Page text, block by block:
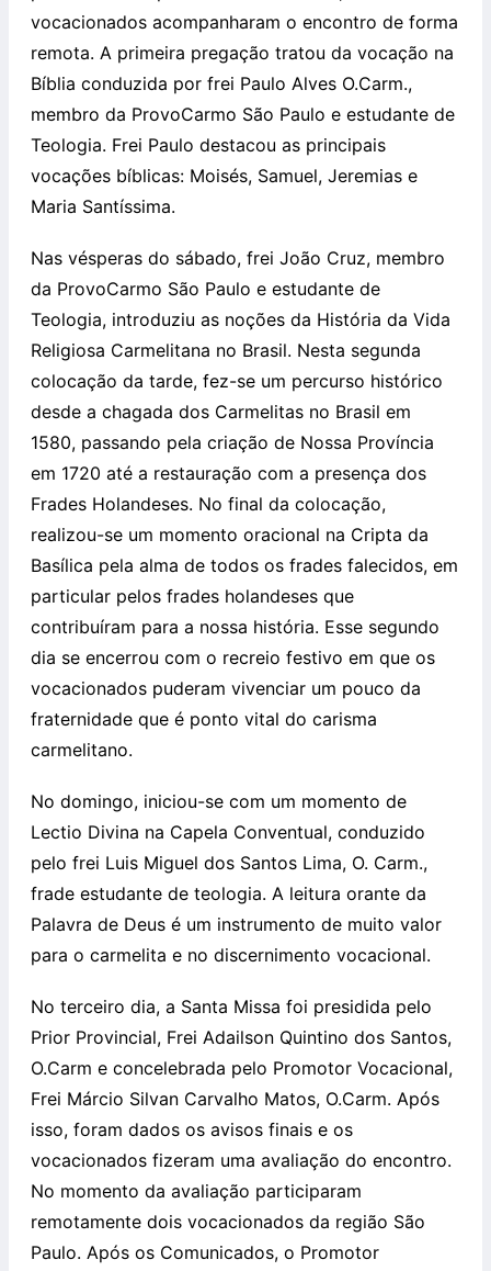
vocacionados acompanharam o encontro de forma
remota. A primeira pregação tratou da vocação na
Bíblia conduzida por frei Paulo Alves O.Carm.,
membro da ProvoCarmo São Paulo e estudante de
Teologia. Frei Paulo destacou as principais
vocações bíblicas: Moisés, Samuel, Jeremias e
Maria Santíssima.
Nas vésperas do sábado, frei João Cruz, membro
da ProvoCarmo São Paulo e estudante de
Teologia, introduziu as noções da História da Vida
Religiosa Carmelitana no Brasil. Nesta segunda
colocação da tarde, fez-se um percurso histórico
desde a chagada dos Carmelitas no Brasil em
1580, passando pela criação de Nossa Província
em 1720 até a restauração com a presença dos
Frades Holandeses. No final da colocação,
realizou-se um momento oracional na Cripta da
Basílica pela alma de todos os frades falecidos, em
particular pelos frades holandeses que
contribuíram para a nossa história. Esse segundo
dia se encerrou com o recreio festivo em que os
vocacionados puderam vivenciar um pouco da
fraternidade que é ponto vital do carisma
carmelitano.
No domingo, iniciou-se com um momento de
Lectio Divina na Capela Conventual, conduzido
pelo frei Luis Miguel dos Santos Lima, O. Carm.,
frade estudante de teologia. A leitura orante da
Palavra de Deus é um instrumento de muito valor
para o carmelita e no discernimento vocacional.
No terceiro dia, a Santa Missa foi presidida pelo
Prior Provincial, Frei Adailson Quintino dos Santos,
O.Carm e concelebrada pelo Promotor Vocacional,
Frei Márcio Silvan Carvalho Matos, O.Carm. Após
isso, foram dados os avisos finais e os
vocacionados fizeram uma avaliação do encontro.
No momento da avaliação participaram
remotamente dois vocacionados da região São
Paulo. Após os Comunicados, o Promotor